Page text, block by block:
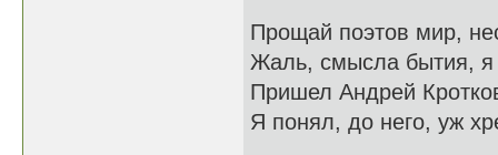
Прощай поэтов мир,
Жаль, смысла бытия, я
Пришел Андрей
Я понял, до него, уж